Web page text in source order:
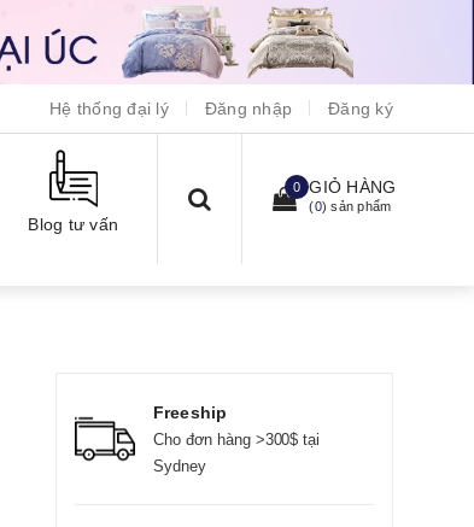
Hệ thống đại lý Đăng nhập Đăng ký
Blog tư vấn
0 GIỎ HÀNG
(0) sản phẩm
Freeship
Cho đơn hàng >300$ tại
Sydney